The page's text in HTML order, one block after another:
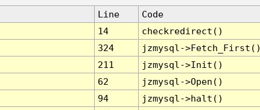
Line
Code
14
checkredirect()
324
jzmysql-
211
jzmysql->Init()
62
jzmysql->Open()
94
jzmysql->halt()